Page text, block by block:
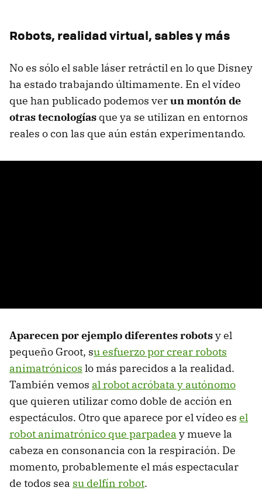
Robots, realidad virtual, sables y más
No es sólo el sable láser retráctil en lo que Disney
ha estado trabajando últimamente. En el vídeo
que han publicado podemos verun montón de
otras tecnologías que ya se utilizan en entornos
reales o con las que aún están experimentando.
Aparecen por ejemplo diferentes robotsy el
pequeño Groot, su esfuerzo por crear robots
animatrónicos lo más parecidos a la realidad.
También vemos al robot acróbata y autónomo
que quieren utilizar como doble de acción en
espectáculos. Otro que aparece por el vídeo es el
robot animatrónico que parpadea y mueve la
cabeza en consonancia con la respiración. De
momento, probablemente el más espectacular
de todos sea su delfín robot.